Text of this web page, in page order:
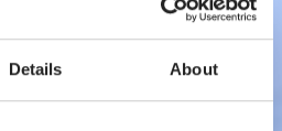
Details About